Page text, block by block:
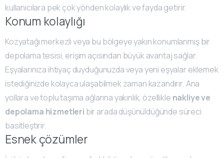
kullanıcılara pek çok yönden kolaylık ve fayda getirir.
Konum kolaylığı
Kozyatağı merkezli veya bu bölgeye yakın konumlanmış bir
depolama tesisi, erişim açısından büyük avantaj sağlar.
Eşyalarınıza ihtiyaç duyduğunuzda veya yeni eşyalar eklemek
istediğinizde kolayca ulaşabilmek zaman kazandırır. Ana
yollara ve toplu taşıma ağlarına yakınlık, özellikle nakliye ve
depolama hizmetleri bir arada düşünüldüğünde süreci
basitleştirir.
Esnek çözümler